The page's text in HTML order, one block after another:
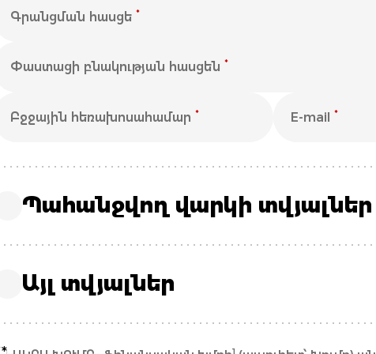
Գրանցման հասցե *
Փաստացի բնակության հասցեն *
Բջջային հեռախոսահամար * E-mail*
Պահանջվող վարկի տվյալներ
Այլ տվյալներ
1